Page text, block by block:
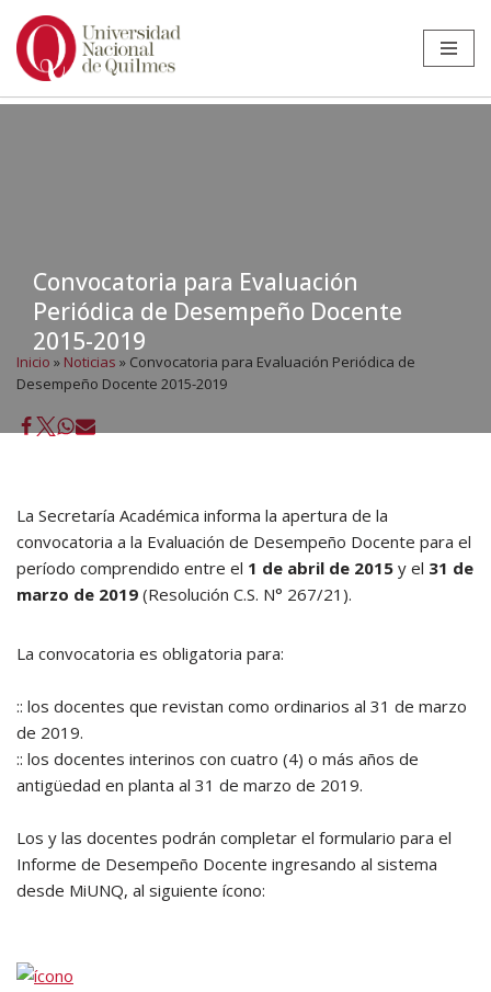
Ir
Convocatoria para Evaluación
Periódica de Desempeño Docente
2015-2019
Inicio » Noticias » Convocatoria para Evaluación Periódica de
Desempeño Docente 2015-2019
La Secretaría Académica informa la apertura de la
convocatoria a la Evaluación de Desempeño Docente para el
período comprendido entre el 1 de abril de 2015 y el 31 de
marzo de 2019 (Resolución C.S. N° 267/21).
La convocatoria es obligatoria para:
:: los docentes que revistan como ordinarios al 31 de marzo
de 2019.
:: los docentes interinos con cuatro (4) o más años de
antigüedad en planta al 31 de marzo de 2019.
Los y las docentes podrán completar el formulario para el
Informe de Desempeño Docente ingresando al sistema
desde MiUNQ, al siguiente ícono: